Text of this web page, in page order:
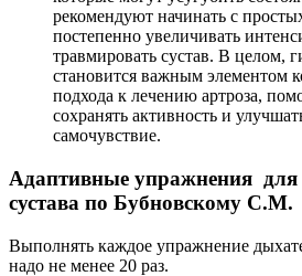
рекомендуют начинать с
постепенно увеличивать
травмировать сустав. В целом,
становится важным элементом
подхода к лечению артроза,
сохранять активность и
самочувствие.
Адаптивные упражнения для
сустава по Бубновскому С.М.
Выполнять каждое упражнение
надо не менее 20 раз.